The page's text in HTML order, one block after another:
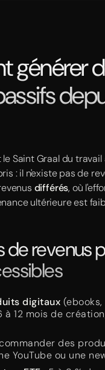
générer
Saint Graal du travail
: il n'existe pas de
différés, où
ultérieure est
de revenus
digitaux
à 12 mois de
des
YouTube ou une